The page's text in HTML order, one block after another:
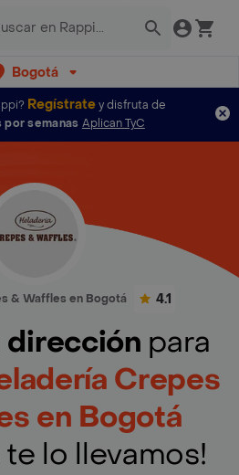
Bogotá
Regístratey disfruta de
semanas Aplican TyC
& Waffles en Bogotá 4.1
dirección para
Crepes
en Bogotá
te lo llevamos!